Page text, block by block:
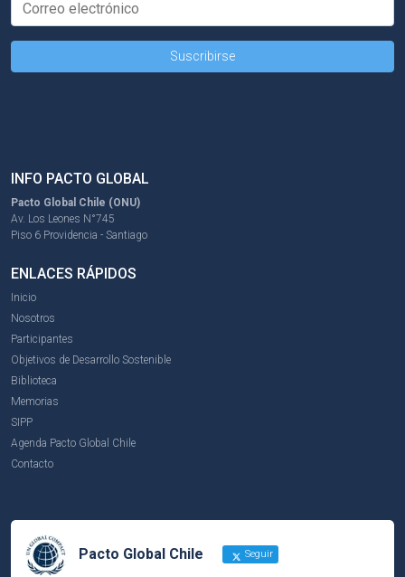
INFO PACTO GLOBAL
Pacto Global Chile (ONU)
Av. Los Leones N°745
Piso 6 Providencia - Santiago
ENLACES RÁPIDOS
Inicio
Nosotros
Participantes
Objetivos de Desarrollo Sostenible
Biblioteca
Memorias
SIPP
Agenda Pacto Global Chile
Contacto
Pacto Global Chile Seguir